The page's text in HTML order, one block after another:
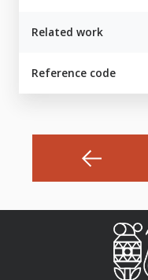
Related work
Reference code